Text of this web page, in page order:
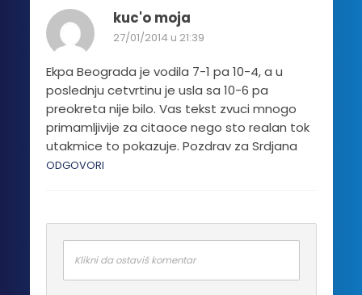
kuc'o moja
27/01/2014 u 21:39
Ekpa Beograda je vodila 7-1 pa 10-4, a u
poslednju cetvrtinu je usla sa 10-6 pa
preokreta nije bilo. Vas tekst zvuci mnogo
primamljivije za citaoce nego sto realan tok
utakmice to pokazuje. Pozdrav za Srdjana
ODGOVORI
Klikni da ostaviš komentar